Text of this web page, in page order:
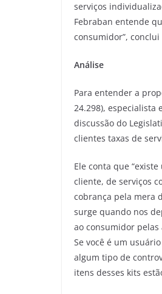
serviços
Febraban entende
consumidor”,
Análise
Para entender a
24.298),
discussão do
clientes taxas de
Ele conta que
cliente, de serviços
cobrança pela mera
surge quando nos
ao consumidor pelas
Se você é um
algum tipo de
itens desses kits